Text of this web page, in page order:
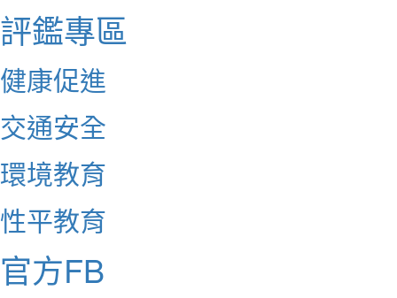
評鑑專區
健康促進
交通安全
環境教育
性平教育
官方FB